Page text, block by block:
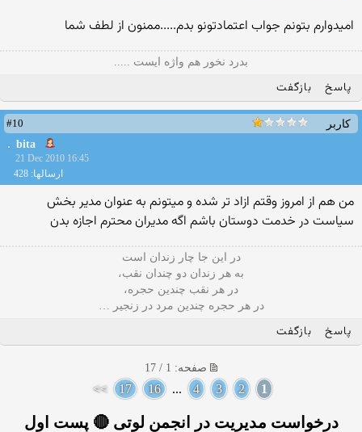
امیدوارم بتونم جواب اعتمادتونو بدم.....ممنون از لطف شما
بدرد نخور هم واژه ایست .....
پاسخ بازگفت
کاربر
#10
bita
21 Dec 2010 16:45
ارسالها: 428
من هم از امروز وقتم ازاد تر شده و میتونم به عنوان مدیر بخش
سیاست در خدمت دوستان باشم اگه مدیران محترم اجازه بدن
در این جا چار زندان است
به هر زندان دو چندان نقب،
در هر نقب چندین حجره،
در هر حجره چندین مرد در زنجیر …
پاسخ بازگفت
صفحه: 1 / 17
1
2
3
4
...
16
17
>>
درخواست مدیریت در انجمن لوتی 🔴 پست اول